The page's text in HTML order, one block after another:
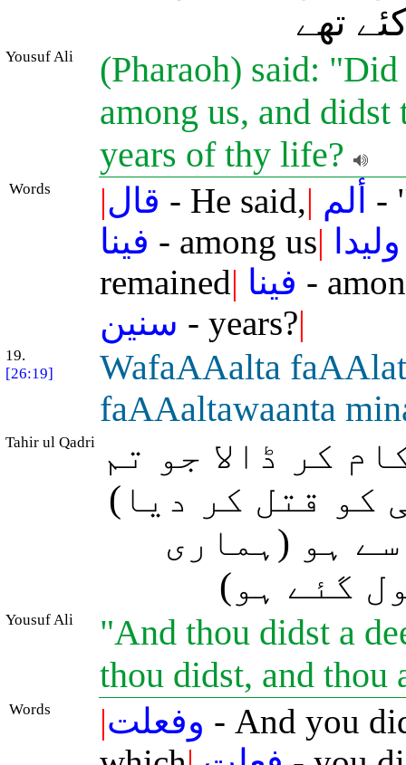
تھے
Yousuf Ali
(Pharaoh) said:
among us, and
years of thy life?
Words |قال - He said,| ألم -
فينا - among us| وليدا
remained| فينا -
سنين - years?|
19.
[26:19]
WafaAAalta
faAAaltawaanta
Tahir ul Qadri
کر ڈالا جو تم
کو قتل کر دیا)
ہو (ہماری
گئے ہو)
Yousuf Ali
"And thou didst a
thou didst, and
Words |وفعلت - And you